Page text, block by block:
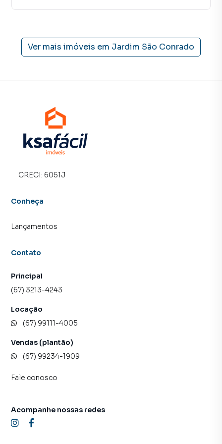
em produzir campanhas específicas para Campo Grande, o
que aumenta muito o número de contatos interessados e
proprietários e inquilinos.
Ver mais imóveis em Jardim São Conrado
CRECI: 6051J
Conheça
Lançamentos
Contato
Principal
(67) 3213-4243
Locação
(67) 99111-4005
Vendas (plantão)
(67) 99234-1909
Fale conosco
Acompanhe nossas redes